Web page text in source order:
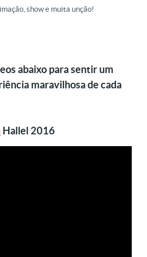
show e muita unção!
abaixo para sentir um
maravilhosa de cada
Hallel 2016